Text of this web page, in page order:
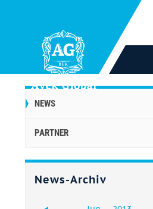
NEWS
PARTNER
News-Archiv